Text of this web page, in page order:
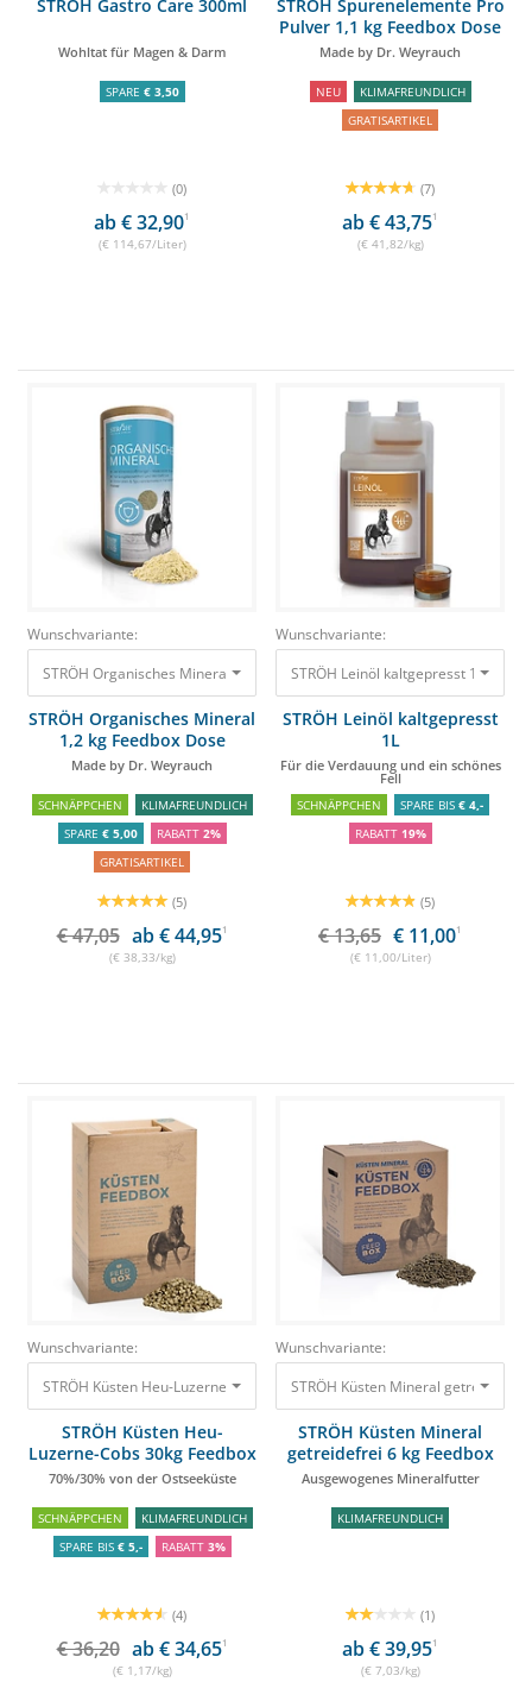
STRÖH Gastro Care 300ml
Wohltat für Magen & Darm
SPARE € 3,50
(0)
ab € 32,901
(€ 114,67/Liter)
STRÖH Spurenelemente Pro
Pulver 1,1 kg Feedbox Dose
Made by Dr. Weyrauch
NEU
KLIMAFREUNDLICH
GRATISARTIKEL
(7)
ab € 43,751
(€ 41,82/kg)
Wunschvariante:
STRÖH Organisches Mineral 1,2 kg Feedbox Dose Made by Dr. Weyrauch
STRÖH Organisches Mineral
1,2 kg Feedbox Dose
Made by Dr. Weyrauch
SCHNÄPPCHEN
KLIMAFREUNDLICH
SPARE € 5,00 RABATT 2%
GRATISARTIKEL
(5)
€ 47,05 ab € 44,951
(€ 38,33/kg)
Wunschvariante:
STRÖH Leinöl kaltgepresst 1L Für
STRÖH Leinöl kaltgepresst
1L
Für die Verdauung und ein schönes
Fell
SCHNÄPPCHEN SPARE BIS € 4,-
RABATT 19%
(5)
€ 13,65 € 11,001
(€ 11,00/Liter)
Wunschvariante:
STRÖH Küsten Heu-Luzerne-Cobs 30kg Feedbox 70%/30% von der
STRÖH Küsten Heu-
Luzerne-Cobs 30kg Feedbox
70%/30% von der Ostseeküste
SCHNÄPPCHEN
KLIMAFREUNDLICH
SPARE BIS € 5,- RABATT 3%
(4)
€ 36,20 ab € 34,651
(€ 1,17/kg)
Wunschvariante:
STRÖH Küsten Mineral getreidefrei
STRÖH Küsten Mineral
getreidefrei 6 kg Feedbox
Ausgewogenes Mineralfutter
KLIMAFREUNDLICH
(1)
ab € 39,951
(€ 7,03/kg)